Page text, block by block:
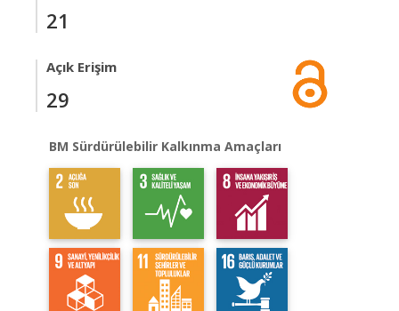
21
Açık Erişim
29
BM Sürdürülebilir Kalkınma Amaçları